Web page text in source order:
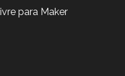
para Maker